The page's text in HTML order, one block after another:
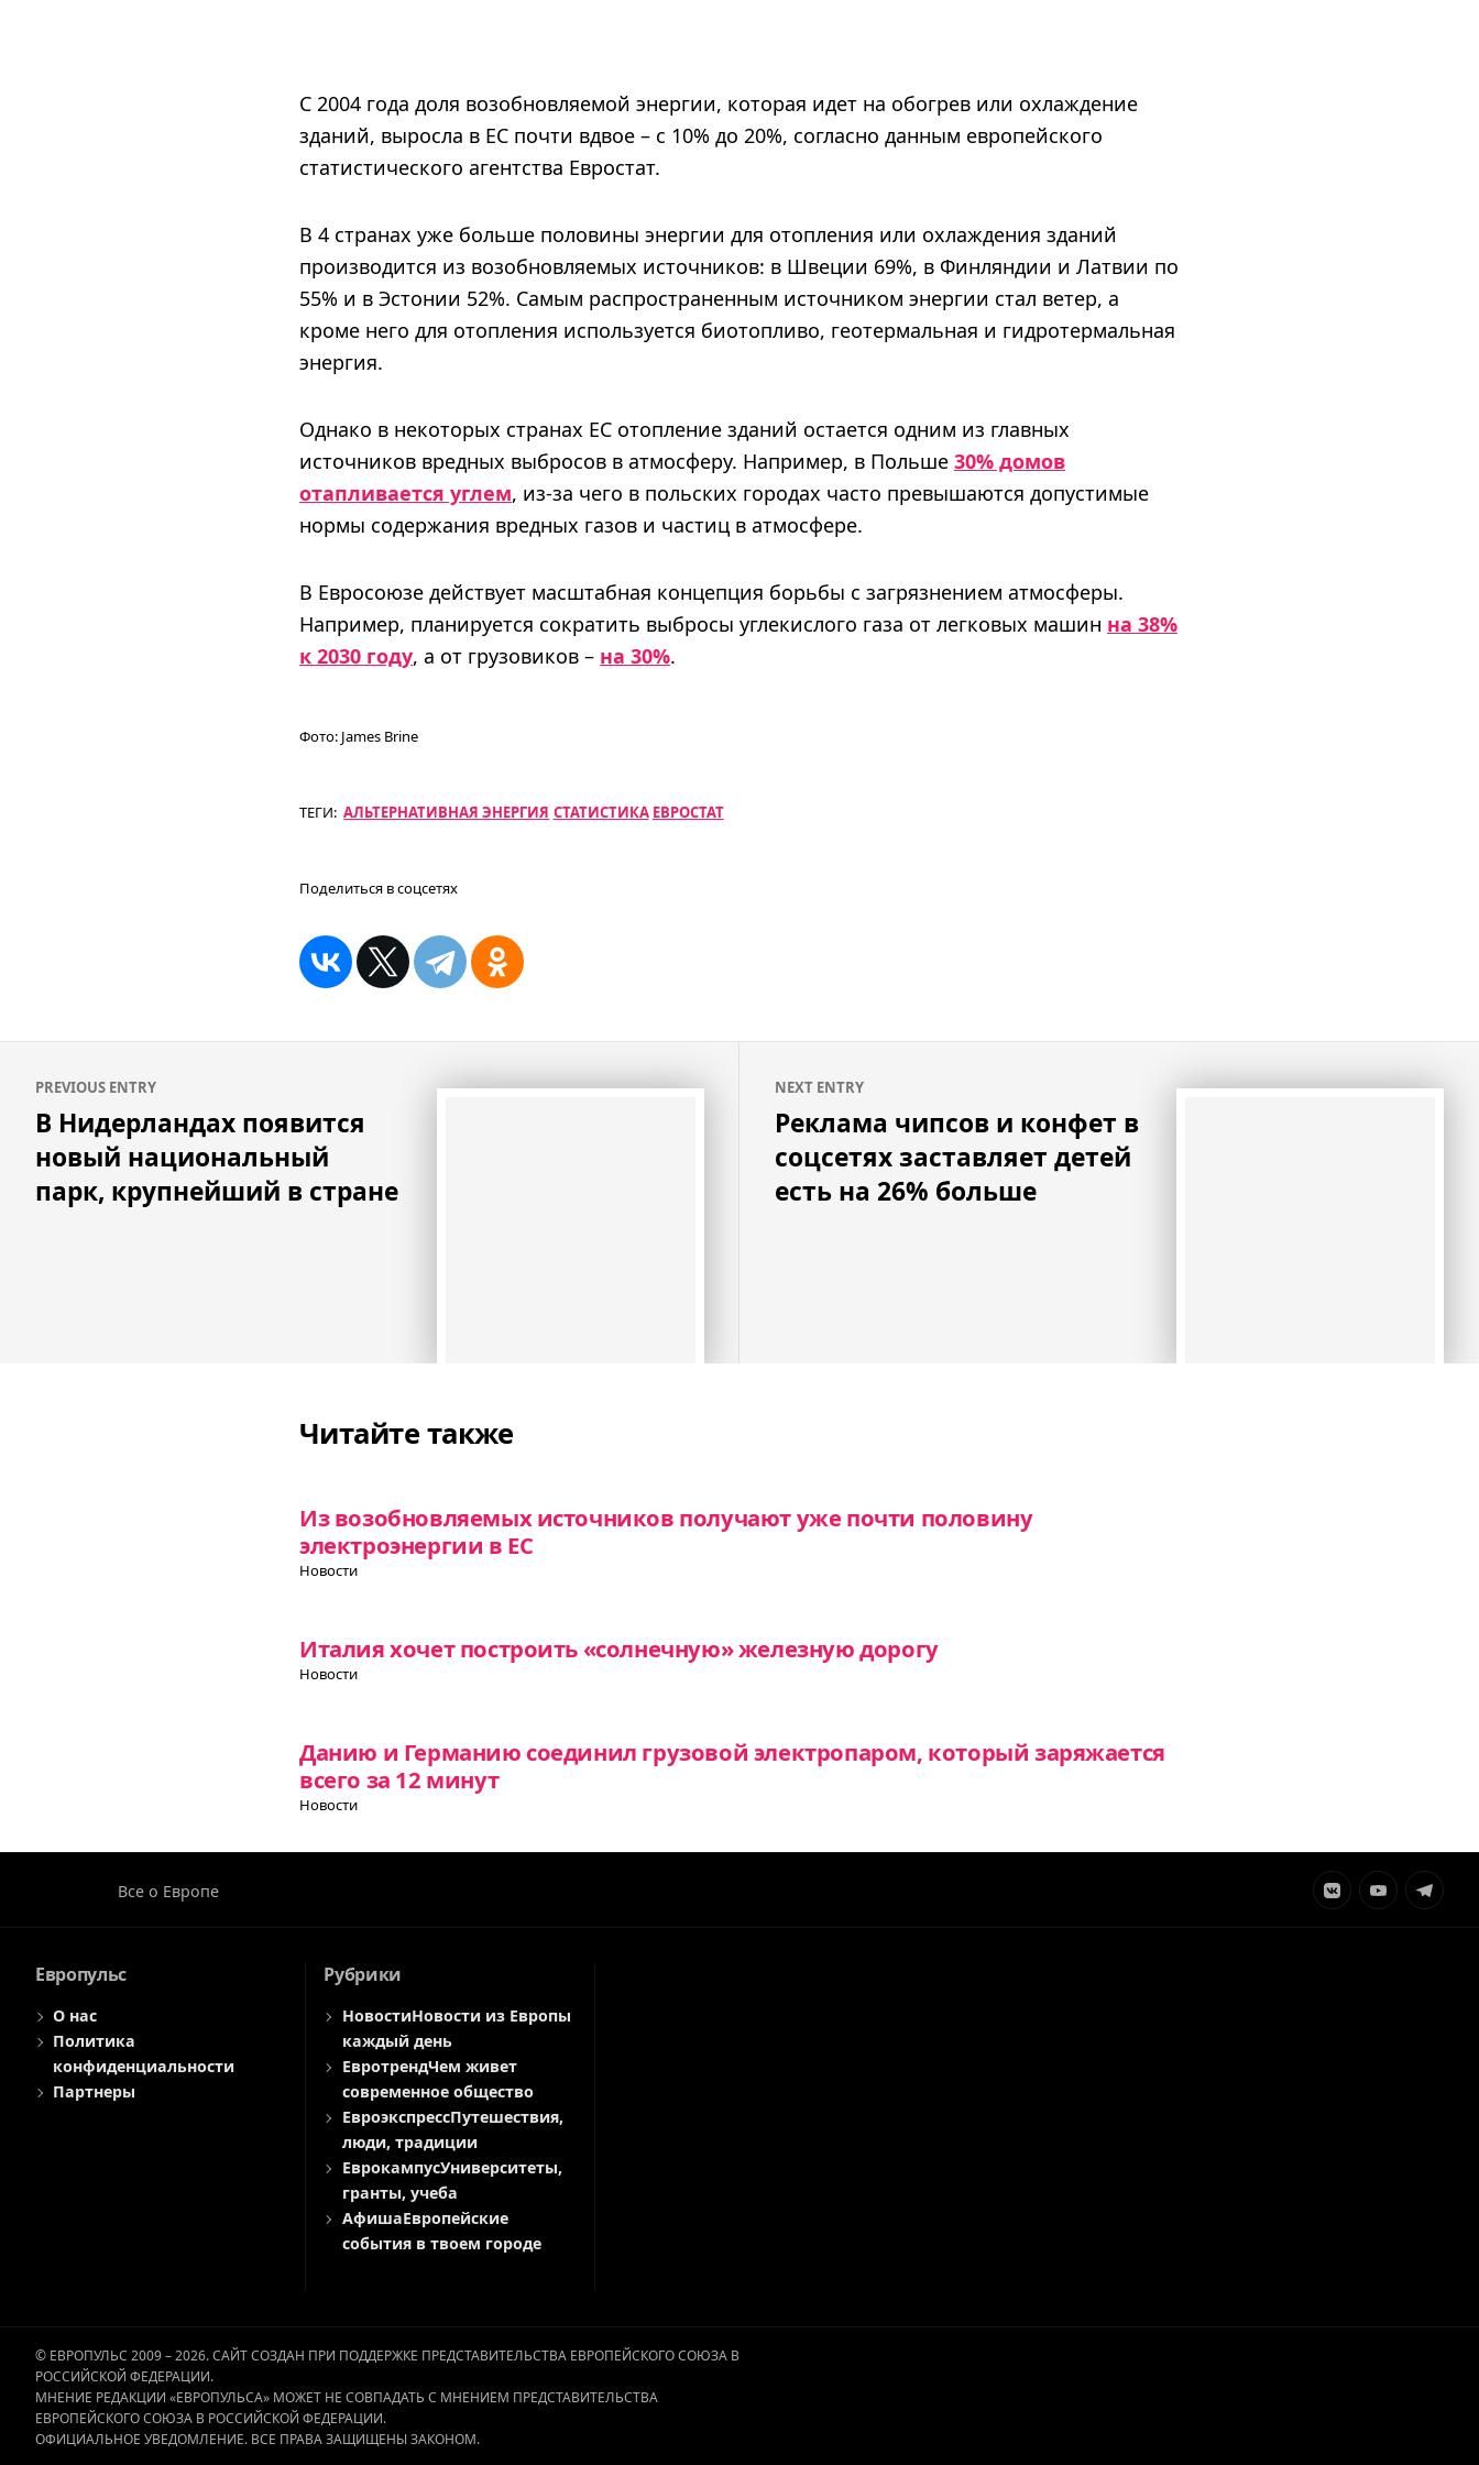
С 2004 года доля возобновляемой энергии, которая идет на обогрев или охлаждение
зданий, выросла в ЕС почти вдвое – с 10% до 20%, согласно данным европейского
статистического агентства Евростат.
В 4 странах уже больше половины энергии для отопления или охлаждения зданий
производится из возобновляемых источников: в Швеции 69%, в Финляндии и Латвии по
55% и в Эстонии 52%. Самым распространенным источником энергии стал ветер, а
кроме него для отопления используется биотопливо, геотермальная и гидротермальная
энергия.
Однако в некоторых странах ЕС отопление зданий остается одним из главных
источников вредных выбросов в атмосферу. Например, в Польше 30% домов
отапливается углем, из-за чего в польских городах часто превышаются допустимые
нормы содержания вредных газов и частиц в атмосфере.
В Евросоюзе действует масштабная концепция борьбы с загрязнением атмосферы.
Например, планируется сократить выбросы углекислого газа от легковых машин на 38%
к 2030 году, а от грузовиков – на 30%.
Фото: James Brine
ТЕГИ: АЛЬТЕРНАТИВНАЯ ЭНЕРГИЯ СТАТИСТИКА ЕВРОСТАТ
Поделиться в соцсетях
по
записям
PREVIOUS ENTRY
В Нидерландах появится
новый национальный
парк, крупнейший в стране
NEXT ENTRY
Реклама чипсов и конфет в
соцсетях заставляет детей
есть на 26% больше
Читайте также
Из возобновляемых источников получают уже почти половину
электроэнергии в ЕС
Новости
Италия хочет построить «солнечную» железную дорогу
Новости
Данию и Германию соединил грузовой электропаром, который заряжается
всего за 12 минут
Новости
Все о Европе
ЭлементЭлементЭлемент
Европульс
О нас
Политика
конфиденциальности
Партнеры
Рубрики
НовостиНовости из Европы
каждый день
ЕвротрендЧем живет
современное общество
ЕвроэкспрессПутешествия,
люди, традиции
ЕврокампусУниверситеты,
гранты, учеба
АфишаЕвропейские
события в твоем городе
© ЕВРОПУЛЬС 2009 – 2026. САЙТ СОЗДАН ПРИ ПОДДЕРЖКЕ ПРЕДСТАВИТЕЛЬСТВА ЕВРОПЕЙСКОГО СОЮЗА В
РОССИЙСКОЙ ФЕДЕРАЦИИ.
МНЕНИЕ РЕДАКЦИИ «ЕВРОПУЛЬСА» МОЖЕТ НЕ СОВПАДАТЬ С МНЕНИЕМ ПРЕДСТАВИТЕЛЬСТВА
ЕВРОПЕЙСКОГО СОЮЗА В РОССИЙСКОЙ ФЕДЕРАЦИИ.
ОФИЦИАЛЬНОЕ УВЕДОМЛЕНИЕ. ВСЕ ПРАВА ЗАЩИЩЕНЫ ЗАКОНОМ.